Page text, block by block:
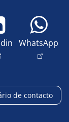
WhatsApp
de contacto